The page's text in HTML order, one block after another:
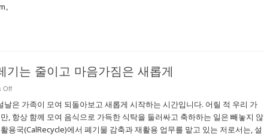
기는 줄이고 마음가짐은 새롭게
Offon
날
을
맞
이
날은 가족이 모여 되돌아보고 새롭게 시작하는 시간입니다. 어릴 적 우리 가
, 항상 함께 모여 음식으로 가득한 식탁을 둘러싸고 축하하는 일은 빼놓지 않
용국(CalRecycle)에서 폐기물 감축과 재활용 업무를 맡고 있는 저로서는, 설